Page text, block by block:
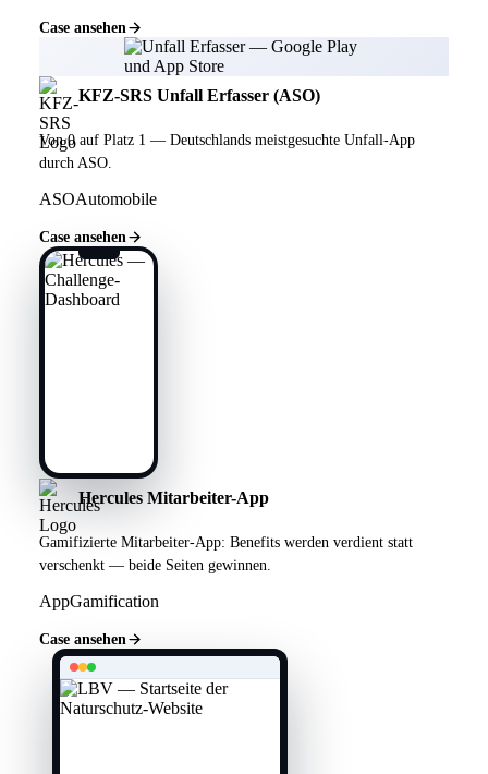
Case ansehen
KFZ-SRS Unfall Erfasser (ASO)
Von 0 auf Platz 1 — Deutschlands meistgesuchte Unfall-App
durch ASO.
ASOAutomobile
Case ansehen
Hercules Mitarbeiter-App
Gamifizierte Mitarbeiter-App: Benefits werden verdient statt
verschenkt — beide Seiten gewinnen.
AppGamification
Case ansehen